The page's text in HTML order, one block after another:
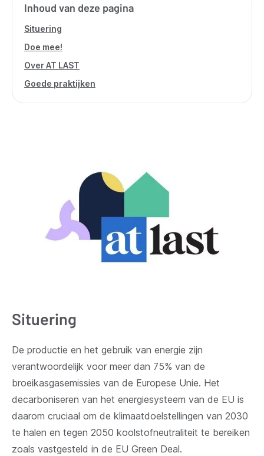
Inhoud van deze pagina
Situering
Doe mee!
Over AT LAST
Goede praktijken
Situering
De productie en het gebruik van energie zijn
verantwoordelijk voor meer dan 75% van de
broeikasgasemissies van de Europese Unie. Het
decarboniseren van het energie­systeem van de EU is
daarom cruciaal om de klimaatdoelstellingen van 2030
te halen en tegen 2050 koolstofneutraliteit te bereiken
zoals vastgesteld in de EU Green Deal.